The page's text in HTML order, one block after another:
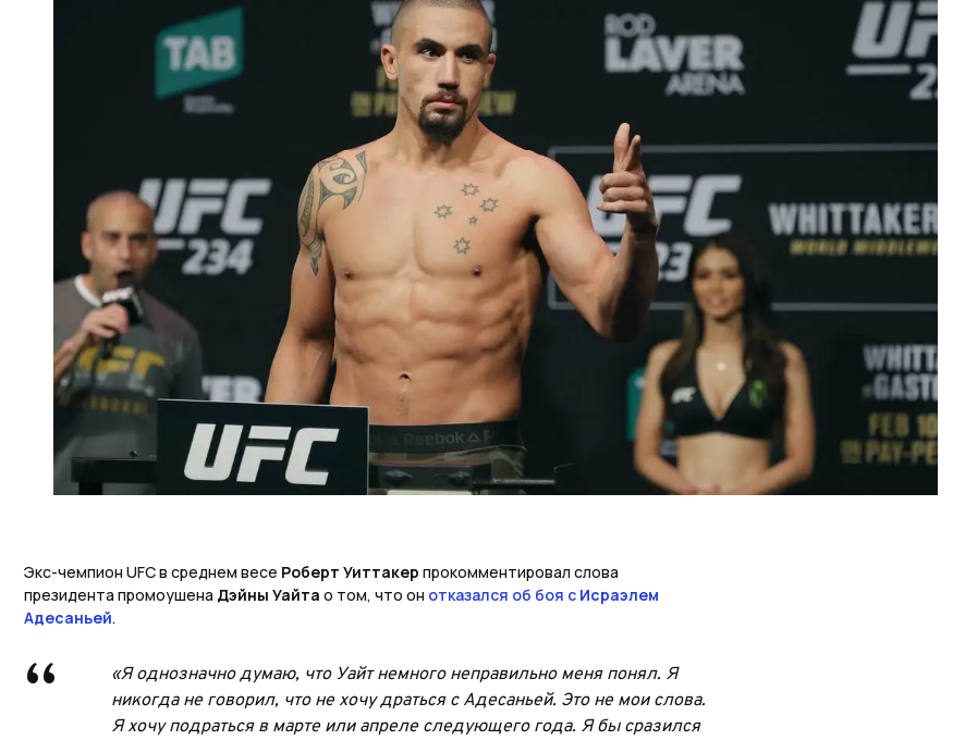
Экс-чемпион UFC в среднем весе Роберт Уиттакер прокомментировал слова
президента промоушена Дэйны Уайта о том, что он отказался об боя с Исраэлем
Адесаньей.
«Я однозначно думаю, что Уайт немного неправильно меня понял. Я
никогда не говорил, что не хочу драться с Адесаньей. Это не мои слова.
Я хочу подраться в марте или апреле следующего года. Я бы сразился